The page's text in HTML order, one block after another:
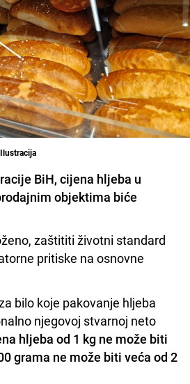
BiH, cijena hljeba u
objektima biće
zaštititi životni standard
pritiske na osnovne
bilo koje pakovanje hljeba
njegovoj stvarnoj neto
hljeba od 1 kg ne može biti
grama ne može biti veća od 2